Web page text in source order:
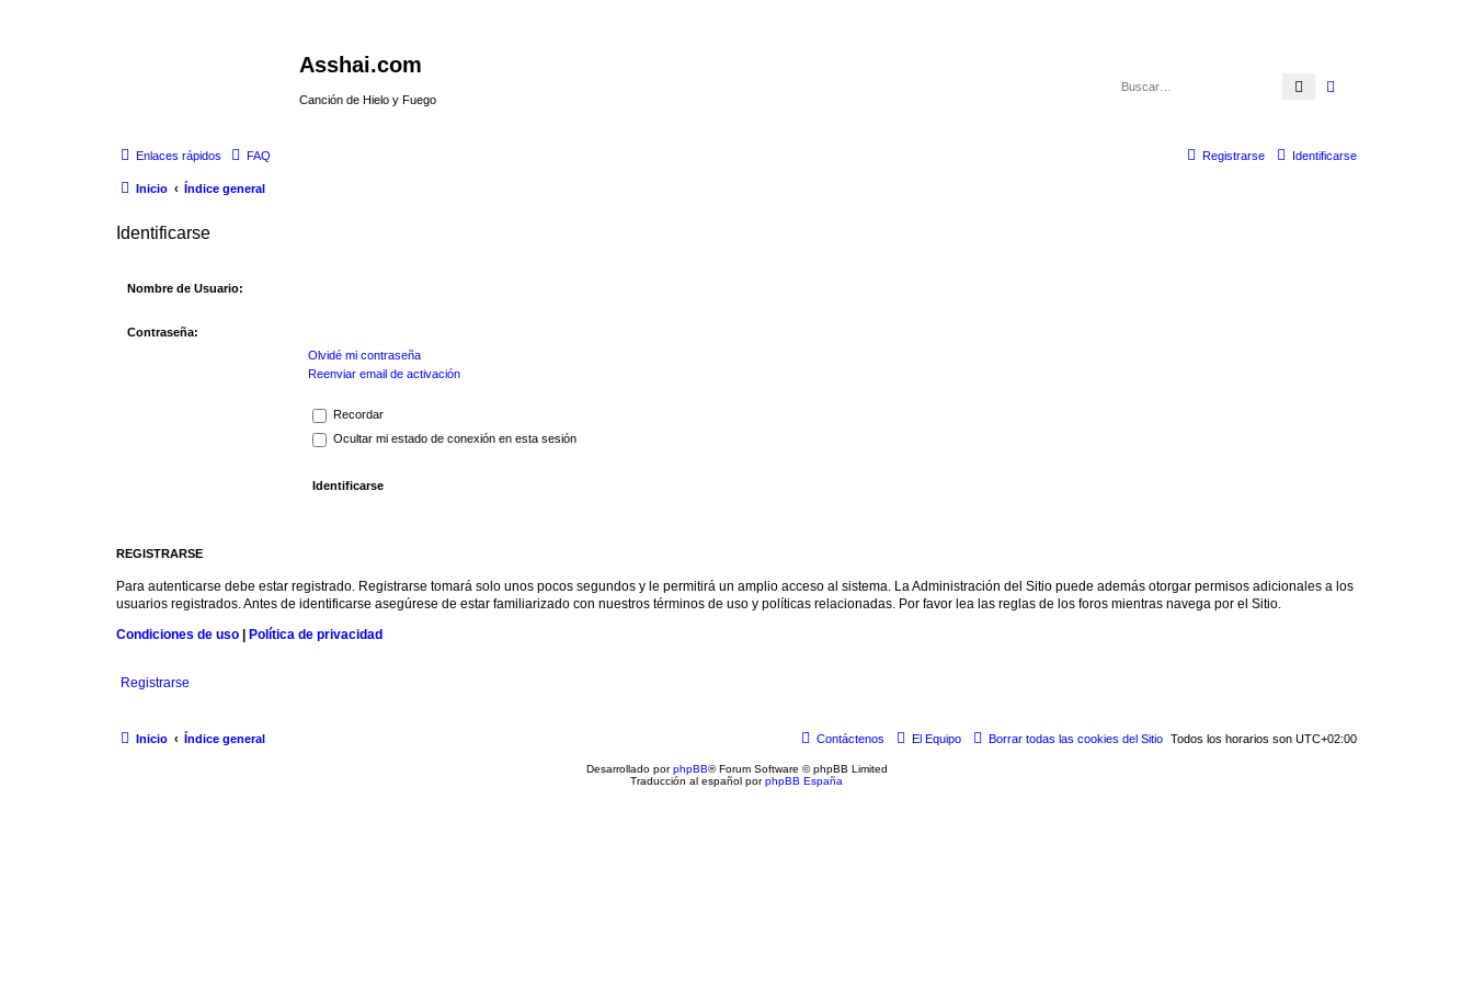
Asshai.com
Canción de Hielo y Fuego
Buscar
Enlaces rápidos FAQ Identificarse
Registrarse
Inicio Índice general
Identificarse
Nombre de Usuario:
Contraseña:
Olvidé mi contraseña
Reenviar email de activación
Recordar
Ocultar mi estado de conexión en esta sesión
REGISTRARSE
Para autenticarse debe estar registrado. Registrarse tomará solo unos pocos segundos y le permitirá un amplio acceso al sistema. La Administración del Sitio puede además otorgar permisos adicionales a los
usuarios registrados. Antes de identificarse asegúrese de estar familiarizado con nuestros términos de uso y políticas relacionadas. Por favor lea las reglas de los foros mientras navega por el Sitio.
Condiciones de uso | Política de privacidad
Registrarse
Inicio Índice general Todos los horarios son UTC+02:00
Borrar todas las cookies del Sitio
El Equipo
Contáctenos
Desarrollado porphpBB® Forum Software © phpBB Limited
Traducción al español porphpBB España